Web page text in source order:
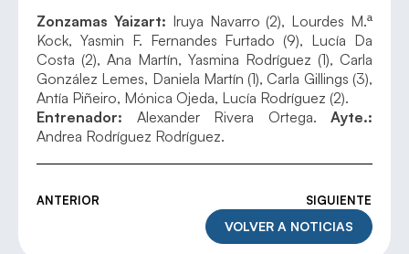
Zonzamas Yaizart: Iruya Navarro (2), Lourdes M.ª
Kock, Yasmin F. Fernandes Furtado (9), Lucía Da
Costa (2), Ana Martín, Yasmina Rodríguez (1), Carla
González Lemes, Daniela Martín (1), Carla Gillings (3),
Antía Piñeiro, Mónica Ojeda, Lucía Rodríguez (2).
Entrenador: Alexander Rivera Ortega. Ayte.:
Andrea Rodríguez Rodríguez.
ANTERIOR SIGUIENTE
VOLVER A NOTICIAS